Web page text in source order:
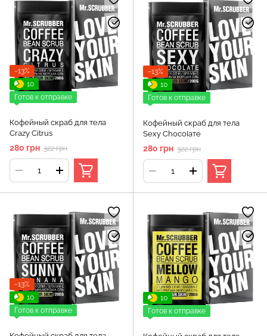
−13%
10
Готов к отправке
Кофейный скраб для тела
Crazy Citrus
280 грн 322 грн
−13%
10
Готов к отправке
Кофейный скраб для тела
Sexy СһосоІате
280 грн 322 грн
−13%
10
Готов к отправке
10
Готов к отправке